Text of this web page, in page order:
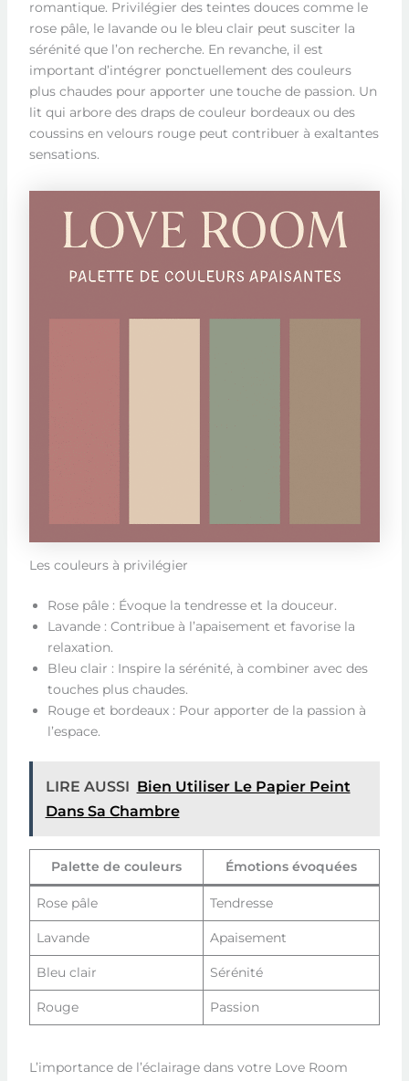
romantique. Privilégier des teintes douces comme le
rose pâle, le lavande ou le bleu clair peut susciter la
sérénité que l’on recherche. En revanche, il est
important d’intégrer ponctuellement des couleurs
plus chaudes pour apporter une touche de passion. Un
lit qui arbore des draps de couleur bordeaux ou des
coussins en velours rouge peut contribuer à exaltantes
sensations.
Les couleurs à privilégier
Rose pâle : Évoque la tendresse et la douceur.
Lavande : Contribue à l’apaisement et favorise la
relaxation.
Bleu clair : Inspire la sérénité, à combiner avec des
touches plus chaudes.
Rouge et bordeaux : Pour apporter de la passion à
l’espace.
LIRE AUSSI Bien Utiliser Le Papier Peint
Dans Sa Chambre
Palette de couleurs Émotions évoquées
Rose pâle Tendresse
Lavande Apaisement
Bleu clair Sérénité
Rouge Passion
L’importance de l’éclairage dans votre Love Room